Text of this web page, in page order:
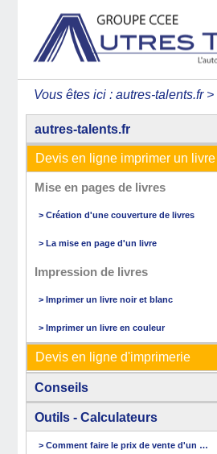
Vous êtes ici : autres-talents.fr>
autres-talents.fr
Devis en ligne imprimer un livre
Mise en pages de livres
> Création d'une couverture de livres
> La mise en page d'un livre
Impression de livres
> Imprimer un livre noir et blanc
> Imprimer un livre en couleur
Devis en ligne d'imprimerie
Conseils
Outils - Calculateurs
> Comment faire le prix de vente d'un livre